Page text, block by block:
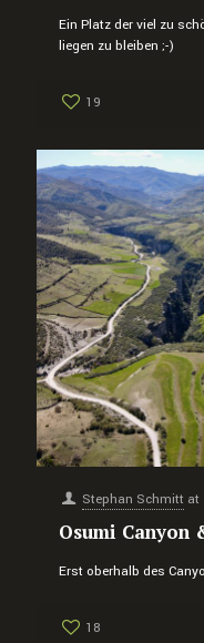
Ein Platz der viel zu
liegen zu bleiben ;-)
19
Stephan Schmitt at
Osumi Canyon
Erst oberhalb des
18